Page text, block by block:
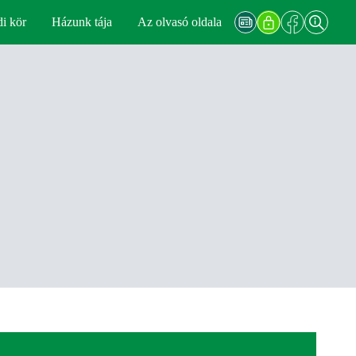
kör Házunk tája Az olvasó oldala